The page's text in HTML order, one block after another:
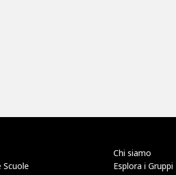
Scuole
Chi siamo
Esplora i Gruppi